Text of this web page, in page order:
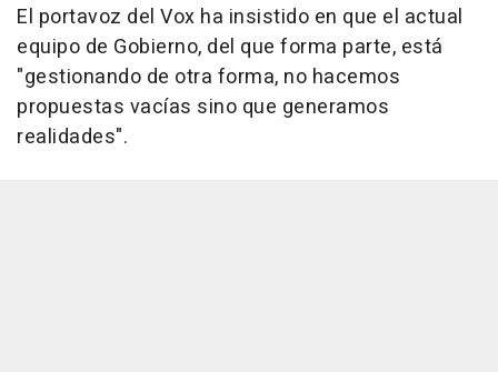
El portavoz del Vox ha insistido en que el actual
equipo de Gobierno, del que forma parte, está
"gestionando de otra forma, no hacemos
propuestas vacías sino que generamos
realidades".